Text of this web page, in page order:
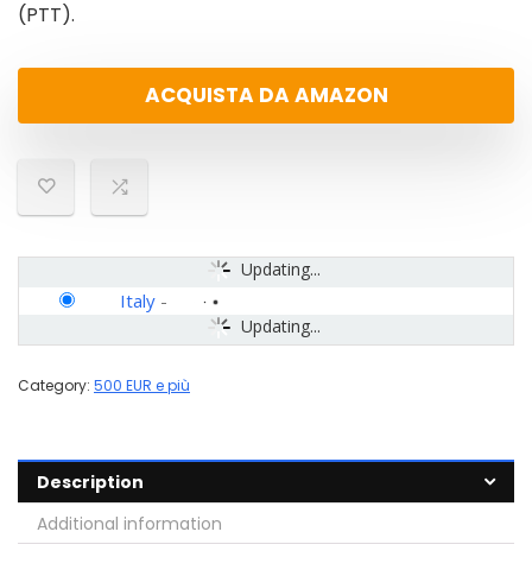
(PTT).
ACQUISTA DA AMAZON
Updating...
Updating...
Italy -
Category: 500 EUR e più
Description
Additional information